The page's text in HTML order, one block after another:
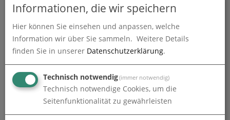
Ich bin bereits Kunde
Einloggen mit Ihrer E-Mail-Adresse und Ihrem Passwort
Informationen, die wir speichern
Hier können Sie einsehen und anpassen, welche
Information wir über Sie sammeln. Weitere Details
finden Sie in unserer Datenschutzerklärung.
Technisch notwendig(immer notwendig)
Technisch notwendige Cookies, um die
Seitenfunktionalität zu gewährleisten